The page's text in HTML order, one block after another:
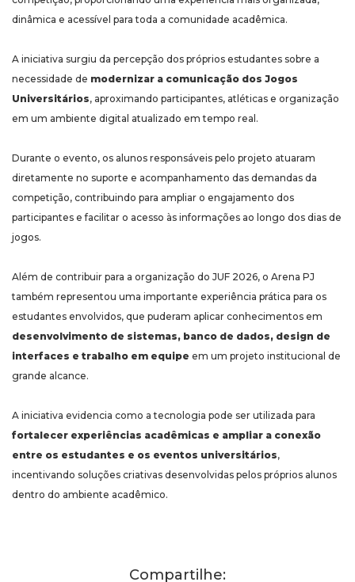
dinâmica e acessível para toda a comunidade acadêmica.
A iniciativa surgiu da percepção dos próprios estudantes sobre a
necessidade de modernizar a comunicação dos Jogos
Universitários, aproximando participantes, atléticas e organização
em um ambiente digital atualizado em tempo real.
Durante o evento, os alunos responsáveis pelo projeto atuaram
diretamente no suporte e acompanhamento das demandas da
competição, contribuindo para ampliar o engajamento dos
participantes e facilitar o acesso às informações ao longo dos dias de
jogos.
Além de contribuir para a organização do JUF 2026, o Arena PJ
também representou uma importante experiência prática para os
estudantes envolvidos, que puderam aplicar conhecimentos em
desenvolvimento de sistemas, banco de dados, design de
interfaces e trabalho em equipe em um projeto institucional de
grande alcance.
A iniciativa evidencia como a tecnologia pode ser utilizada para
fortalecer experiências acadêmicas e ampliar a conexão
entre os estudantes e os eventos universitários,
incentivando soluções criativas desenvolvidas pelos próprios alunos
dentro do ambiente acadêmico.
Compartilhe: